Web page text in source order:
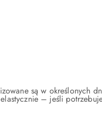
są w określonych
– jeśli